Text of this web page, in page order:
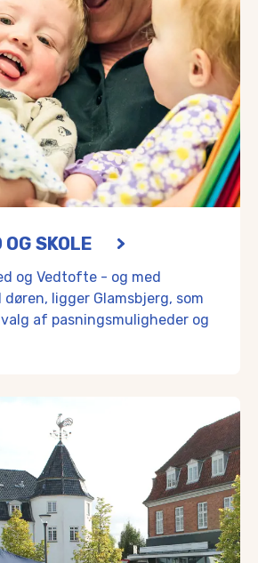
SKOLE
og Vedtofte - og med
ligger Glamsbjerg, som
af pasningsmuligheder og